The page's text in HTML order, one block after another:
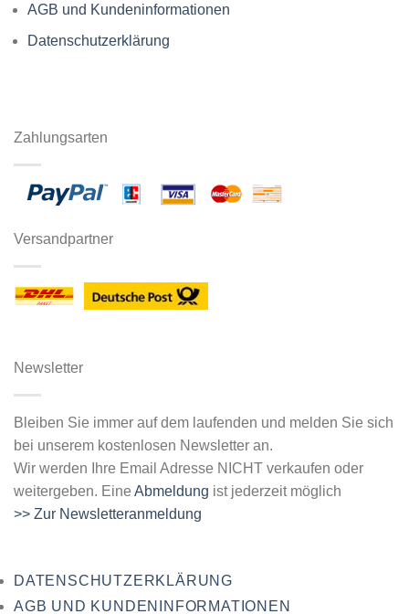
AGB und Kundeninformationen
Datenschutzerklärung
Zahlungsarten
Versandpartner
Newsletter
Bleiben Sie immer auf dem laufenden und melden Sie sich
bei unserem kostenlosen Newsletter an.
Wir werden Ihre Email Adresse NICHT verkaufen oder
weitergeben. Eine Abmeldung ist jederzeit möglich
>> Zur Newsletteranmeldung
DATENSCHUTZERKLÄRUNG
AGB UND KUNDENINFORMATIONEN